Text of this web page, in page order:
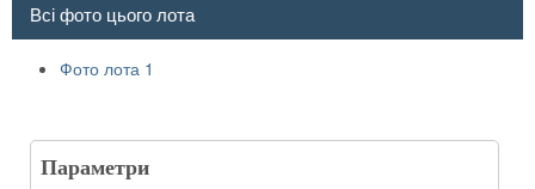
Всі фото цього лота
Фото лота 1
Параметри